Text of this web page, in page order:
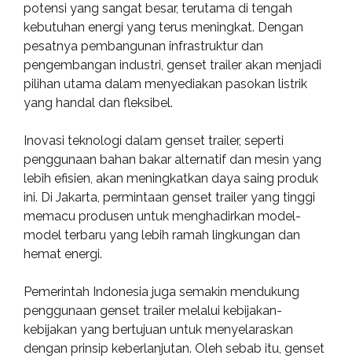
potensi yang sangat besar, terutama di tengah
kebutuhan energi yang terus meningkat. Dengan
pesatnya pembangunan infrastruktur dan
pengembangan industri, genset trailer akan menjadi
pilihan utama dalam menyediakan pasokan listrik
yang handal dan fleksibel.
Inovasi teknologi dalam genset trailer, seperti
penggunaan bahan bakar alternatif dan mesin yang
lebih efisien, akan meningkatkan daya saing produk
ini. Di Jakarta, permintaan genset trailer yang tinggi
memacu produsen untuk menghadirkan model-
model terbaru yang lebih ramah lingkungan dan
hemat energi.
Pemerintah Indonesia juga semakin mendukung
penggunaan genset trailer melalui kebijakan-
kebijakan yang bertujuan untuk menyelaraskan
dengan prinsip keberlanjutan. Oleh sebab itu, genset